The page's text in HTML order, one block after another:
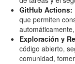
GitHub Actions:
que permiten
Exploración y
código abierto,
comunidad,